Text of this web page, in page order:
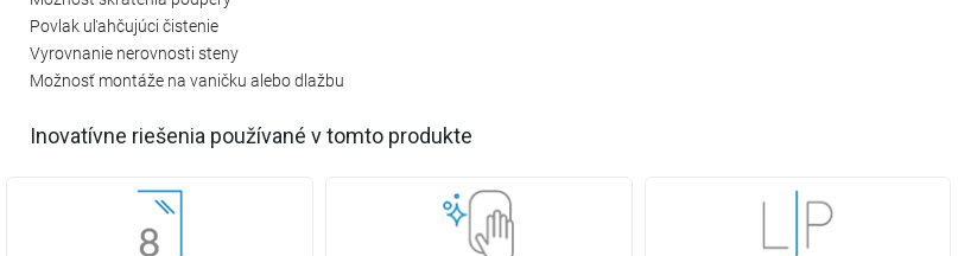
Povlak uľahčujúci čistenie
Vyrovnanie nerovnosti steny
Možnosť montáže na vaničku alebo dlažbu
Inovatívne riešenia používané v tomto produkte